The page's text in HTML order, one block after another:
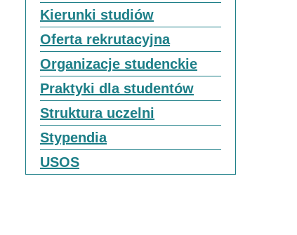
Kierunki studiów
Oferta rekrutacyjna
Organizacje studenckie
Praktyki dla studentów
Struktura uczelni
Stypendia
USOS